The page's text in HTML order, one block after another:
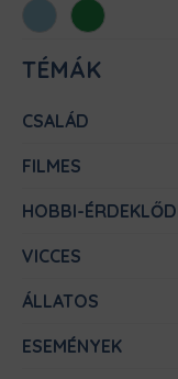
Világoskék
Zöld
TÉMÁK
CSALÁD
FILMES
HOBBI-
VICCES
ÁLLATOS
ESEMÉNYEK